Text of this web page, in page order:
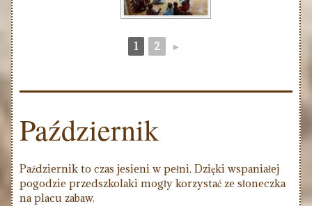
1 2 ►
Październik
Październik to czas jesieni w pełni. Dzięki wspaniałej
pogodzie przedszkolaki mogły korzystać ze słoneczka
na placu zabaw.